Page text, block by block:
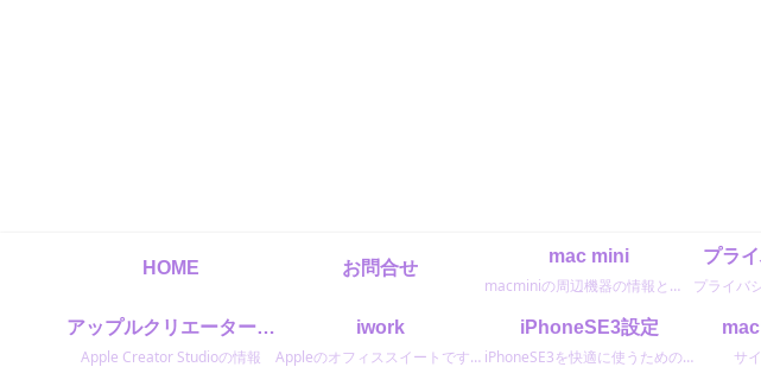
HOME お問合せ
mac mini
macminiの周辺機器の情報と最新情報
プラ
アップルクリエータースタジオ
Apple Creator Studioの情報
iwork
Appleのオフィススイートです。表計算ソフトのNumbersナンバーズ文書作成ソフトのPagesページズスライド作成のKeyNoteキーノートです。 Microsoftのオフィスと同等のソフトです。
iPhoneSE3設定
iPhoneSE3を快適に使うための設定情報
サ